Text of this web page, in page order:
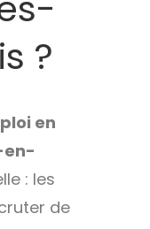
?
en
en-
: les
de